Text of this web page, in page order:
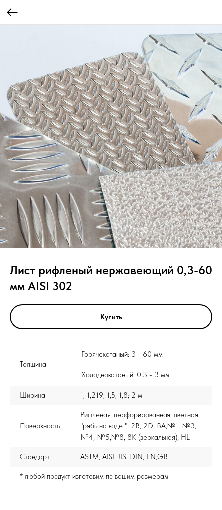
Лист рифленый нержавеющий 0,3-60
мм AISI 302
Купить
Толщина
Горячекатаный: 3 - 60 мм
Холоднокатаный: 0,3 - 3 мм
Ширина 1; 1,219; 1,5; 1,8; 2 м
Поверхность
Рифленая, перфорированная, цветная,
"рябь на воде ", 2B, 2D, BA,№1, №3,
№4, №5,№8, 8K (зеркальная), HL
Стандарт ASTM, AISI, JIS, DIN, EN,GB
* любой продукт изготовим по вашим размерам